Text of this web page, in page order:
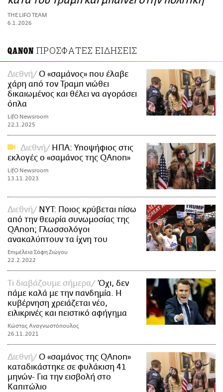
ΑΜΠΑ
PRINT
THE LIFO TEAM
6.1.2026
QANON ΠΡΟΣΦΑΤΕΣ ΕΙΔΗΣΕΙΣ
Διεθνή
Ο «σαμάνος» που έλαβε
χάρη από τον Τραμπ νιώθει
δικαιωμένος και θέλει να αγοράσει
όπλα
LifO Newsroom
22.1.2025
Διεθνή
ΗΠΑ: Υποψήφιος στις
εκλογές ο «σαμάνος της QAnon»
LifO Newsroom
13.11.2023
Διεθνή
NYT: Ποιος κρύβεται πίσω
από την θεωρία συνωμοσίας της
QAnon; Γλωσσολόγοι
ανακαλύπτουν τα ίχνη του
Επιμέλεια Σόφη Ζιώγου
22.2.2022
Τι διαβάζουμε σήμερα
Όχι, δεν
πάμε καλά με την πανδημία. Η
κυβέρνηση χρειάζεται νέο,
ειλικρινές και πειστικό αφήγημα
Κώστας Αναγνωστόπουλος
26.11.2021
Διεθνή
Ο «σαμάνος της QAnon»
καταδικάστηκε σε φυλάκιση 41
μηνών- Για την εισβολή στο
Καπιτώλιο